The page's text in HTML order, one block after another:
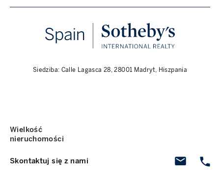
Siedziba: Calle Lagasca 28, 28001 Madryt, Hiszpania
Skontaktuj się z nami
Wielkość
nieruchomości